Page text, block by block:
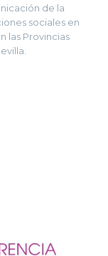
de la
sociales en
las Provincias